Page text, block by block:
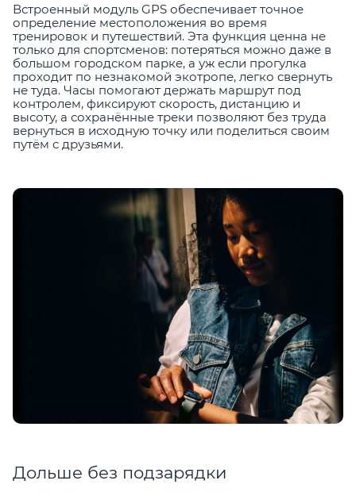
Встроенный модуль GPS обеспечивает точное
определение местоположения во время
тренировок и путешествий. Эта функция ценна не
только для спортсменов: потеряться можно даже в
большом городском парке, а уж если прогулка
проходит по незнакомой экотропе, легко свернуть
не туда. Часы помогают держать маршрут под
контролем, фиксируют скорость, дистанцию и
высоту, а сохранённые треки позволяют без труда
вернуться в исходную точку или поделиться своим
путём с друзьями.
Дольше без подзарядки